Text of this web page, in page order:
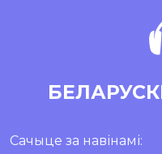
Сачыце за навінамі: